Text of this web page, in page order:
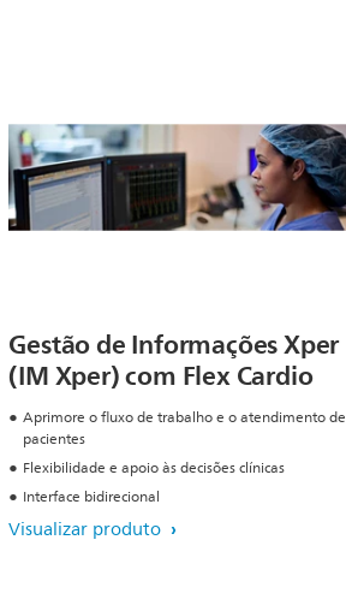
Gestão de Informações Xper
(IM Xper) com Flex Cardio
Aprimore o fluxo de trabalho e o atendimento de
pacientes
Flexibilidade e apoio às decisões clínicas
Interface bidirecional
Visualizar produto